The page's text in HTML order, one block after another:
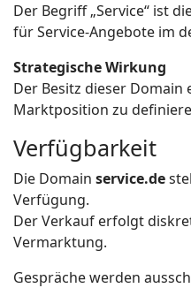
Der Begriff „Service“ ist
für Service-Angebote im
Strategische Wirkung
Der Besitz dieser Domain
Marktposition zu
Verfügbarkeit
Die Domain service.de
Verfügung.
Der Verkauf erfolgt
Vermarktung.
Gespräche werden